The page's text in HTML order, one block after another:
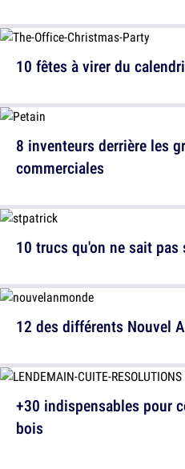
10 fêtes à virer du
10 trucs qu'on ne sait
+30 indispensables pour
bois
8 inventeurs derrière les
commerciales
12 des différents Nouvel